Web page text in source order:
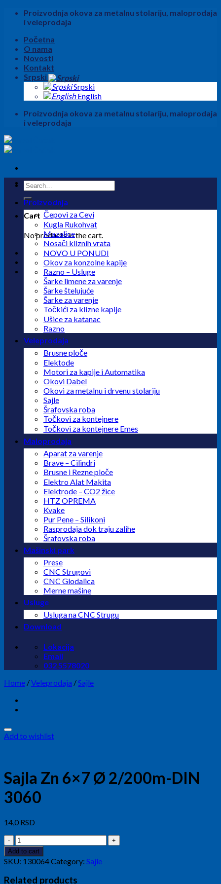
Skip
Proizvodnja okova za metalnu stolariju, maloprodaja
i veleprodaja
Početna
O nama
Novosti
Kontakt
Srpski
Srpski
English
Proizvodnja okova za metalnu stolariju, maloprodaja
i veleprodaja
Search
for:
Cart
No products in the cart.
Proizvodnja
Čepovi za Cevi
Kugla Rukohvat
Mazalice
Nosači kliznih vrata
NOVO U PONUDI
Okov za konzolne kapije
Razno – Usluge
Šarke limene za varenje
Šarke štelujuće
Šarke za varenje
Točkići za klizne kapije
Ušice za katanac
Razno
Veleprodaja
Brusne ploče
Elektode
Motori za kapije i Automatika
Okovi Dabel
Okovi za metalnu i drvenu stolariju
Sajle
Šrafovska roba
Točkovi za kontejnere
Točkovi za kontejnere Emes
Maloprodaja
Aparat za varenje
Brave – Cilindri
Brusne i Rezne ploče
Elektro Alat Makita
Elektrode – CO2 žice
HTZ OPREMA
Kvake
Pur Pene – Silikoni
Rasprodaja dok traju zalihe
Šrafovska roba
Mašinski park
Prese
CNC Strugovi
CNC Glodalica
Merne mašine
Usluge
Usluga na CNC Strugu
Download
Lokacija
Email
032 5578020
Home /Veleprodaja /Sajle
Add to wishlist
Sajla Zn 6×7 Ø 2/200m-DIN
3060
14,0 RSD
Sajla
Zn
6x7
Ø
2/200m-
Add to cart
SKU: 130064Category: Sajle
Related products